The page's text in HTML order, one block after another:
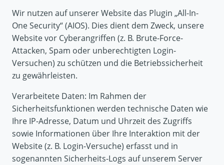
Wir nutzen auf unserer Website das Plugin „All-In-
One Security“ (AIOS). Dies dient dem Zweck, unsere
Website vor Cyberangriffen (z. B. Brute-Force-
Attacken, Spam oder unberechtigten Login-
Versuchen) zu schützen und die Betriebssicherheit
zu gewährleisten.
Verarbeitete Daten: Im Rahmen der
Sicherheitsfunktionen werden technische Daten wie
Ihre IP-Adresse, Datum und Uhrzeit des Zugriffs
sowie Informationen über Ihre Interaktion mit der
Website (z. B. Login-Versuche) erfasst und in
sogenannten Sicherheits-Logs auf unserem Server